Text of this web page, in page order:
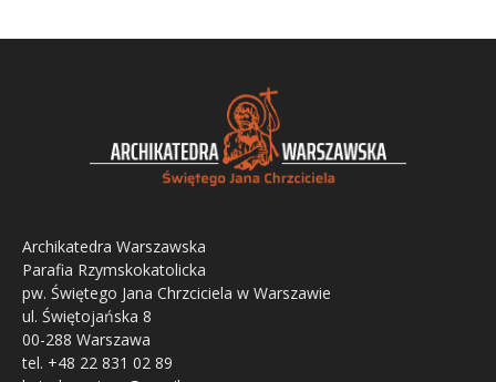
Archikatedra Warszawska
Parafia Rzymskokatolicka
pw. Świętego Jana Chrzciciela w Warszawie
ul. Świętojańska 8
00-288 Warszawa
tel. +48 22 831 02 89